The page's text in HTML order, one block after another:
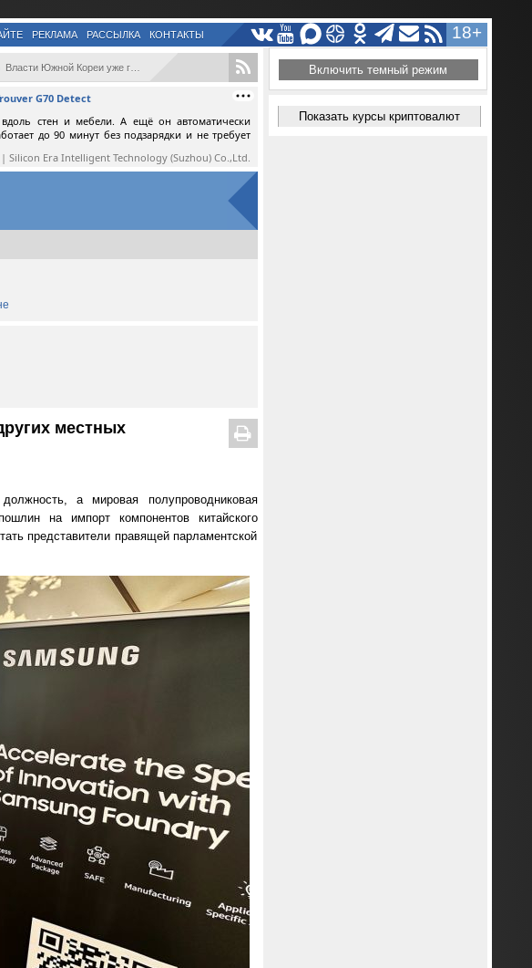
18+
РЕКЛАМА РАССЫЛКА КОНТАКТЫ
Власти Южной Кореи уже готовятся защищат...
G70 Detect
стен и мебели. А ещё он автоматически
до 90 минут без подзарядки и не требует
Silicon Era Intelligent Technology (Suzhou) Co.,Ltd.
местных
а мировая полупроводниковая
на импорт компонентов китайского
представители правящей парламентской
Включить темный режим
Показать курсы криптовалют